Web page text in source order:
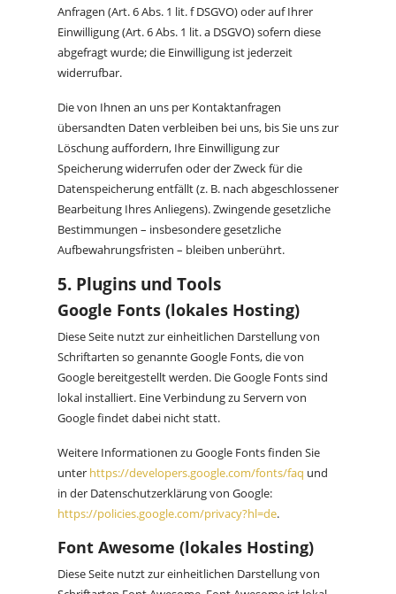
Anfragen (Art. 6 Abs. 1 lit. f DSGVO) oder auf Ihrer
Einwilligung (Art. 6 Abs. 1 lit. a DSGVO) sofern diese
abgefragt wurde; die Einwilligung ist jederzeit
widerrufbar.
Die von Ihnen an uns per Kontaktanfragen
übersandten Daten verbleiben bei uns, bis Sie uns zur
Löschung auffordern, Ihre Einwilligung zur
Speicherung widerrufen oder der Zweck für die
Datenspeicherung entfällt (z. B. nach abgeschlossener
Bearbeitung Ihres Anliegens). Zwingende gesetzliche
Bestimmungen – insbesondere gesetzliche
Aufbewahrungsfristen – bleiben unberührt.
5. Plugins und Tools
Google Fonts (lokales Hosting)
Diese Seite nutzt zur einheitlichen Darstellung von
Schriftarten so genannte Google Fonts, die von
Google bereitgestellt werden. Die Google Fonts sind
lokal installiert. Eine Verbindung zu Servern von
Google findet dabei nicht statt.
Weitere Informationen zu Google Fonts finden Sie
unter https://developers.google.com/fonts/faq und
in der Datenschutzerklärung von Google:
https://policies.google.com/privacy?hl=de.
Font Awesome (lokales Hosting)
Diese Seite nutzt zur einheitlichen Darstellung von